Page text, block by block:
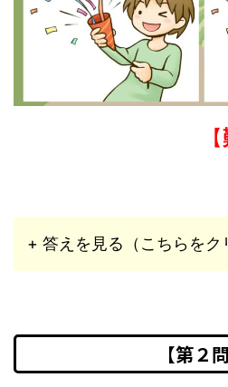
【
+ 答えを見る（こちらをク
【第２問